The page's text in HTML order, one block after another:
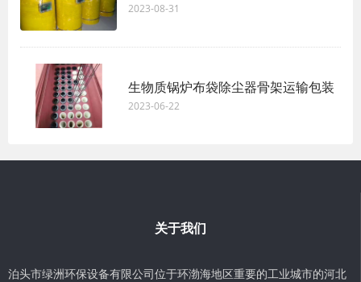
2023-08-31
生物质锅炉布袋除尘器骨架运输包装
2023-06-22
关于我们
泊头市绿洲环保设备有限公司位于环渤海地区重要的工业城市的河北